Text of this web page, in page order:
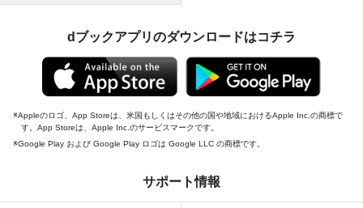
dブックアプリのダウンロードはコチラ
Appleのロゴ、App Storeは、米国もしくはその他の国や地域におけるApple Inc.の商標で
す。App Storeは、Apple Inc.のサービスマークです。
Google Play および Google Play ロゴは Google LLC の商標です。
サポート情報